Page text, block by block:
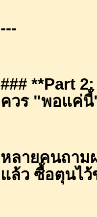
---
### **Part
ควร "พอแค่
หลายคนถาม
แล้ว ซื้อตุนไ